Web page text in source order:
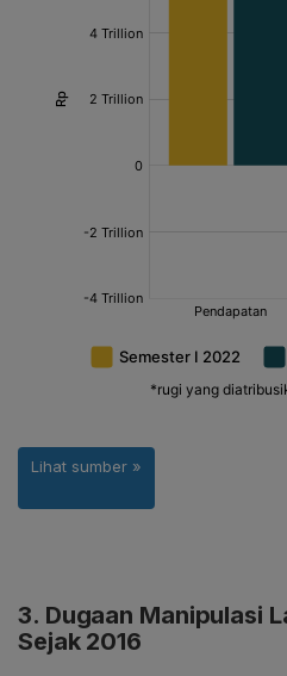
3. Dugaan Manipulasi
Sejak 2016